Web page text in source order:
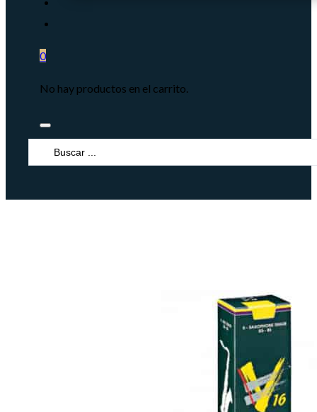
0
No hay productos en el carrito.
Search
...